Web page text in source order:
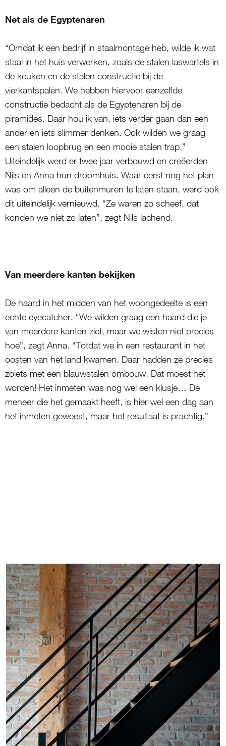
Net als de Egyptenaren
“Omdat ik een bedrijf in staalmontage heb, wilde ik wat
staal in het huis verwerken, zoals de stalen laswartels in
de keuken en de stalen constructie bij de
vierkantspalen. We hebben hiervoor eenzelfde
constructie bedacht als de Egyptenaren bij de
piramides. Daar hou ik van, iets verder gaan dan een
ander en iets slimmer denken. Ook wilden we graag
een stalen loopbrug en een mooie stalen trap.”
Uiteindelijk werd er twee jaar verbouwd en creëerden
Nils en Anna hun droomhuis. Waar eerst nog het plan
was om alleen de buitenmuren te laten staan, werd ook
dit uiteindelijk vernieuwd. “Ze waren zo scheef, dat
konden we niet zo laten”, zegt Nils lachend.
Van meerdere kanten bekijken
De haard in het midden van het woongedeelte is een
echte eyecatcher. “We wilden graag een haard die je
van meerdere kanten ziet, maar we wisten niet precies
hoe”, zegt Anna. “Totdat we in een restaurant in het
oosten van het land kwamen. Daar hadden ze precies
zoiets met een blauwstalen ombouw. Dat moest het
worden! Het inmeten was nog wel een klusje… De
meneer die het gemaakt heeft, is hier wel een dag aan
het inmeten geweest, maar het resultaat is prachtig.”